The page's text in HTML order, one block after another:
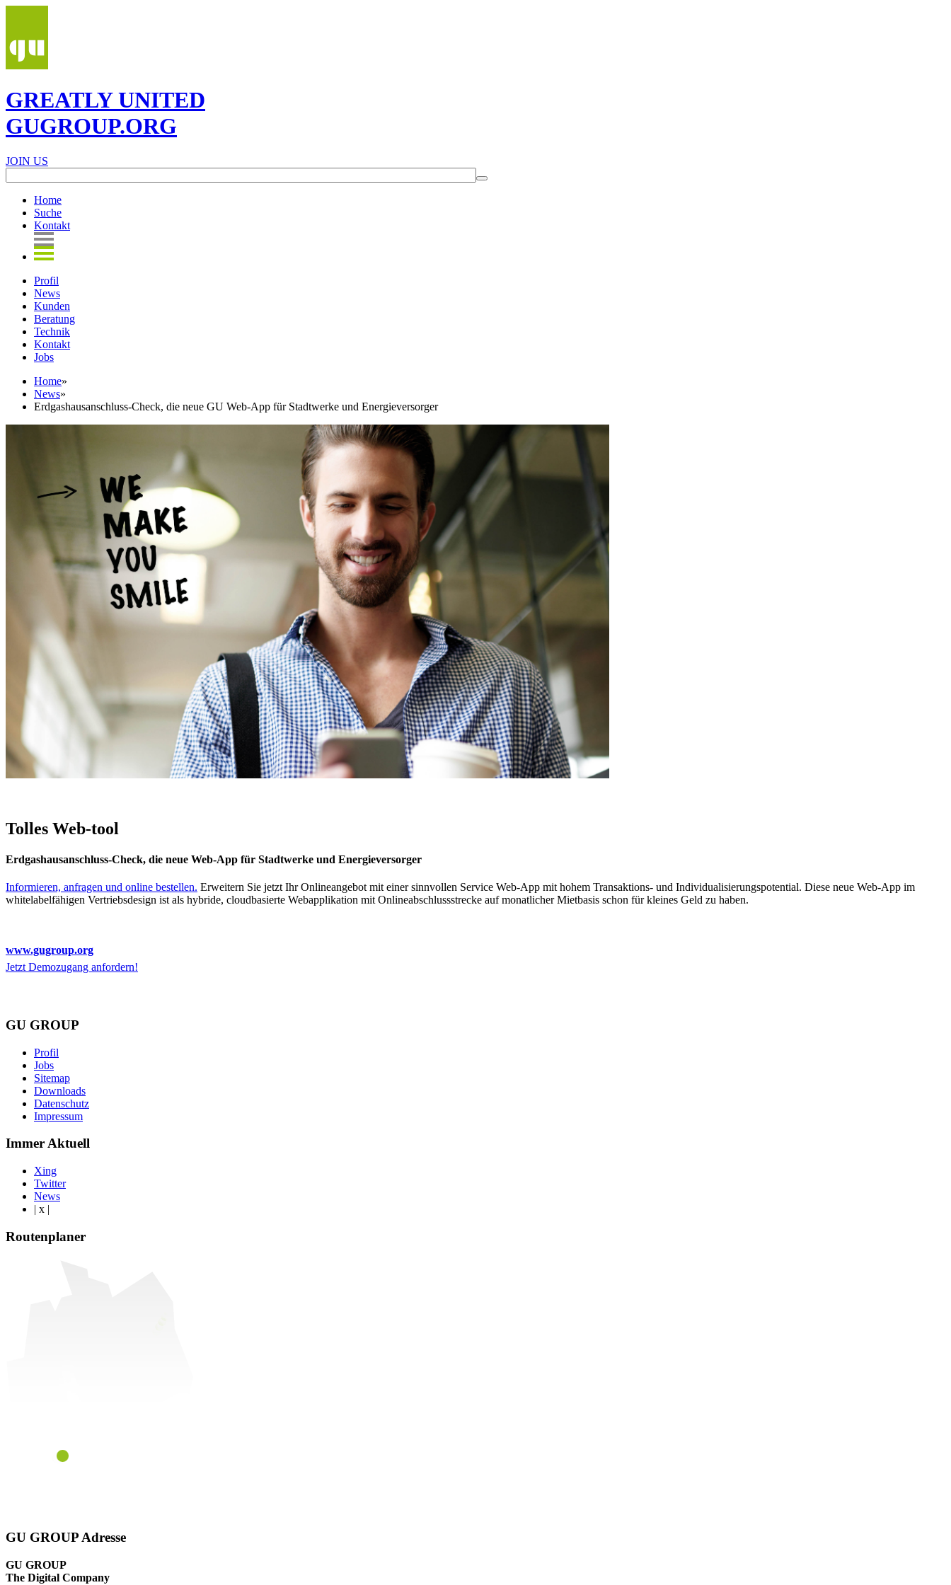
GREATLY UNITED
GUGROUP.ORG
JOIN US
Home
Suche
Kontakt
Profil
News
Kunden
Beratung
Technik
Kontakt
Jobs
Home»
News»
Erdgashausanschluss-Check, die neue GU Web-App für Stadtwerke und Energieversorger
Tolles Web-tool
Erdgashausanschluss-Check, die neue Web-App für Stadtwerke und Energieversorger
Informieren, anfragen und online bestellen. Erweitern Sie jetzt Ihr Onlineangebot mit einer sinnvollen Service Web-App mit hohem Transaktions- und Individualisierungspotential. Diese neue Web-App im
whitelabelfähigen Vertriebsdesign ist als hybride, cloudbasierte Webapplikation mit Onlineabschlussstrecke auf monatlicher Mietbasis schon für kleines Geld zu haben.
www.gugroup.org
Jetzt Demozugang anfordern!
GU GROUP
Profil
Jobs
Sitemap
Downloads
Datenschutz
Impressum
Immer Aktuell
Xing
Twitter
News
| x |
Routenplaner
GU GROUP Adresse
GU GROUP
The Digital Company